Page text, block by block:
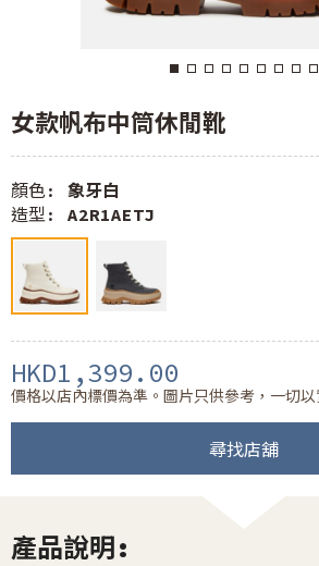
女款帆布中筒休閒靴
顏色: 象牙白
造型: A2R1AETJ
HKD1,399.00
價格以店內標價為準。圖片只供參考，一切以
尋找店舖
產品說明: